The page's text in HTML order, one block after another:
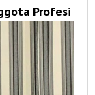
Profesi